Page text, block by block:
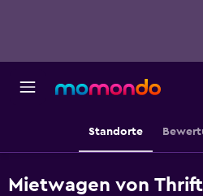
Standorte
Mietwagen von